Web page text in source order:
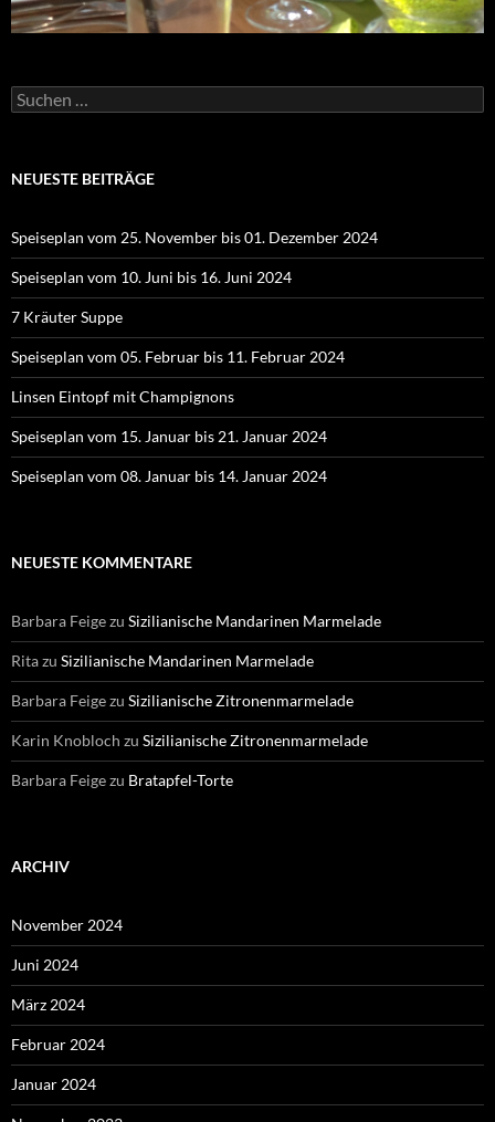
Suchen
nach:
NEUESTE BEITRÄGE
Speiseplan vom 25. November bis 01. Dezember 2024
Speiseplan vom 10. Juni bis 16. Juni 2024
7 Kräuter Suppe
Speiseplan vom 05. Februar bis 11. Februar 2024
Linsen Eintopf mit Champignons
Speiseplan vom 15. Januar bis 21. Januar 2024
Speiseplan vom 08. Januar bis 14. Januar 2024
NEUESTE KOMMENTARE
Barbara Feigezu Sizilianische Mandarinen Marmelade
Ritazu Sizilianische Mandarinen Marmelade
Barbara Feigezu Sizilianische Zitronenmarmelade
Karin Knobloch zu Sizilianische Zitronenmarmelade
Barbara Feigezu Bratapfel-Torte
ARCHIV
November 2024
Juni 2024
März 2024
Februar 2024
Januar 2024